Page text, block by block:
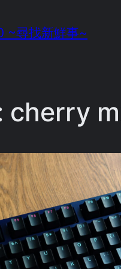
~尋找新鮮事~
cherry